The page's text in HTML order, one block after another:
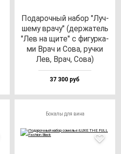
Пода­роч­ный на­бор "Луч­
ше­му вра­чу" (дер­жа­тель
"Лев на щи­те" с фи­гур­ка­
ми Врач и Сова, руч­ки
Лев, Врач, Сова)
37 300 руб
Бокалы для вина